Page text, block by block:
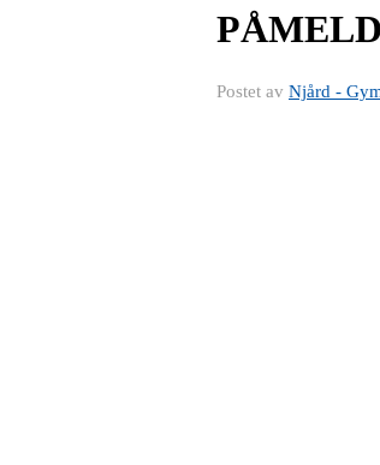
Postet av Njård -